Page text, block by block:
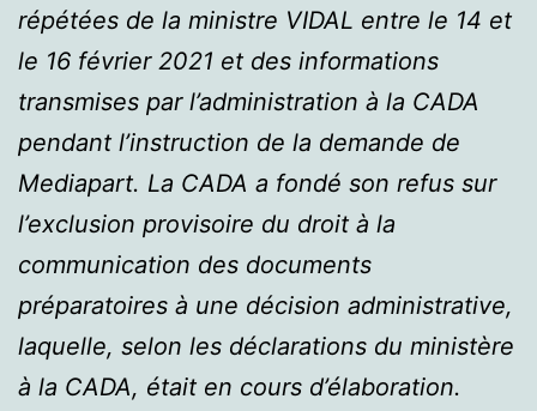
répétées de la ministre VIDAL entre le 14 et
le 16 février 2021 et des informations
transmises par l’administration à la CADA
pendant l’instruction de la demande de
Mediapart. La CADA a fondé son refus sur
l’exclusion provisoire du droit à la
communication des documents
préparatoires à une décision administrative,
laquelle, selon les déclarations du ministère
à la CADA, était en cours d’élaboration.